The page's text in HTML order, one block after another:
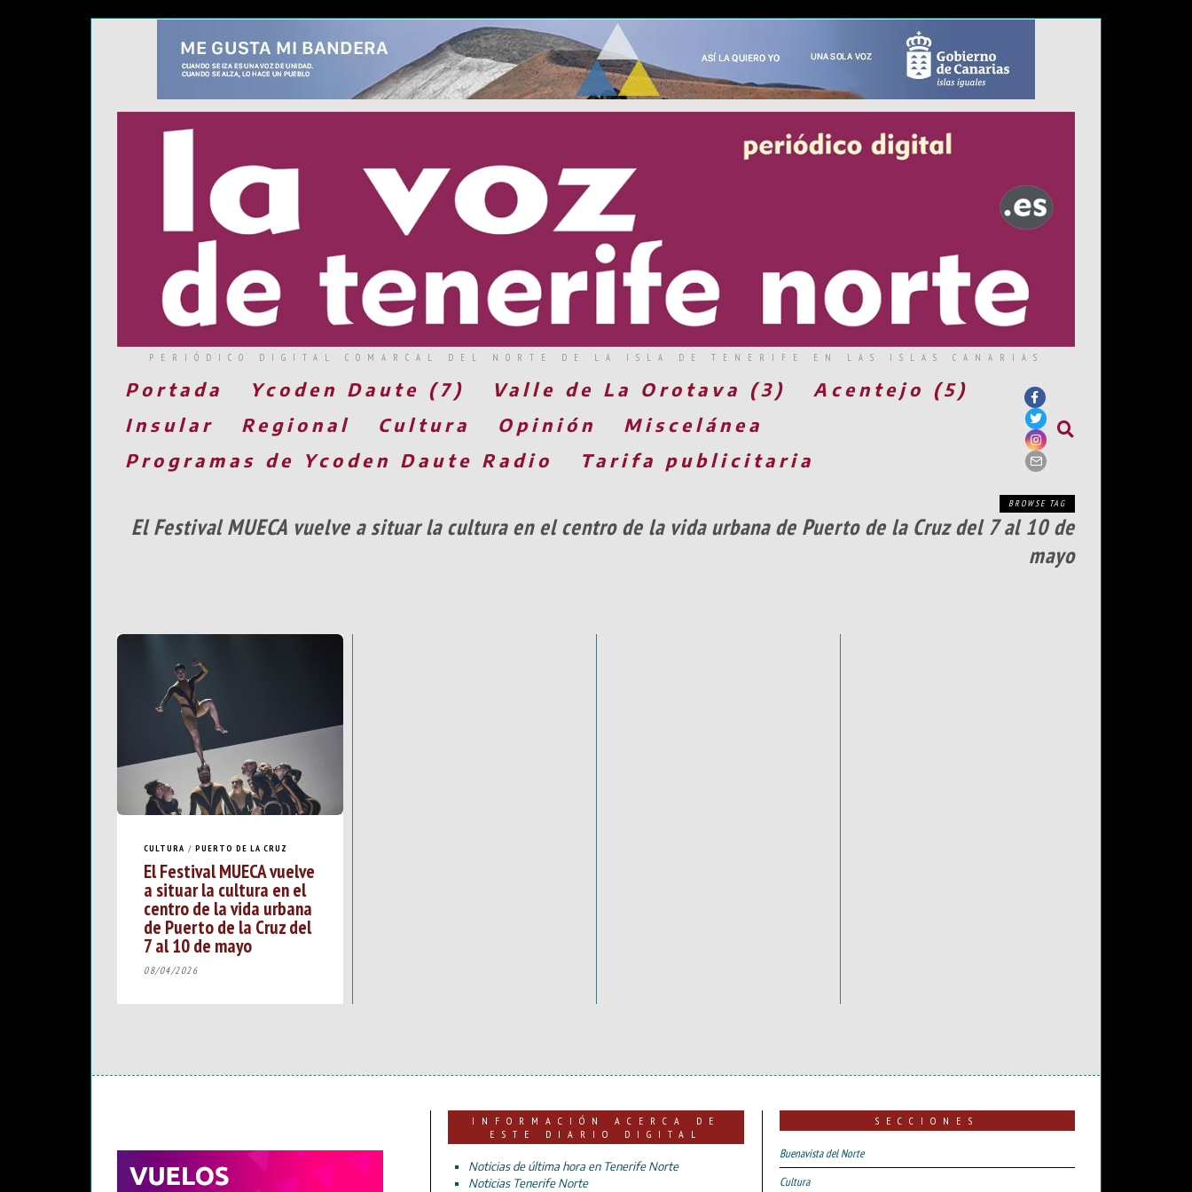
PERIÓDICO DIGITAL COMARCAL DEL NORTE DE LA ISLA DE TENERIFE EN LAS ISLAS CANARIAS
Portada Ycoden Daute (7) Valle de La Orotava (3)
Acentejo (5)
Insular
Regional Cultura Opinión
Miscelánea
Programas de Ycoden Daute Radio
Tarifa publicitaria
BROWSE TAG
El Festival MUECA vuelve a situar la cultura en el centro de la vida urbana de Puerto de la Cruz del 7 al 10 de
mayo
CULTURA / PUERTO DE LA CRUZ
El Festival MUECA vuelve
a situar la cultura en el
centro de la vida urbana
de Puerto de la Cruz del
7 al 10 de mayo
08/04/2026
INFORMACIÓN ACERCA DE
ESTE DIARIO DIGITAL
Noticias de última hora en Tenerife Norte
Noticias Tenerife Norte
SECCIONES
Buenavista del Norte
Cultura